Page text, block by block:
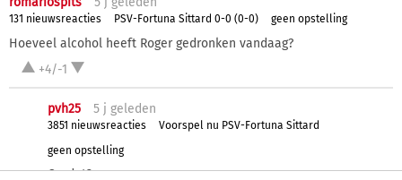
131 nieuwsreacties PSV-Fortuna Sittard 0-0 (0-0) geen opstelling
Hoeveel alcohol heeft Roger gedronken vandaag?
+4/-1
pvh25 5 j geleden
3851 nieuwsreacties
Voorspel nu PSV-Fortuna Sittard
geen opstelling
Omdat?